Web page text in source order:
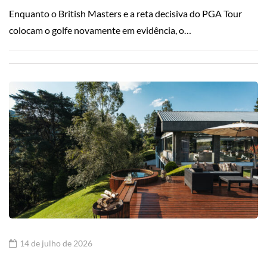
Enquanto o British Masters e a reta decisiva do PGA Tour
colocam o golfe novamente em evidência, o…
14 de julho de 2026